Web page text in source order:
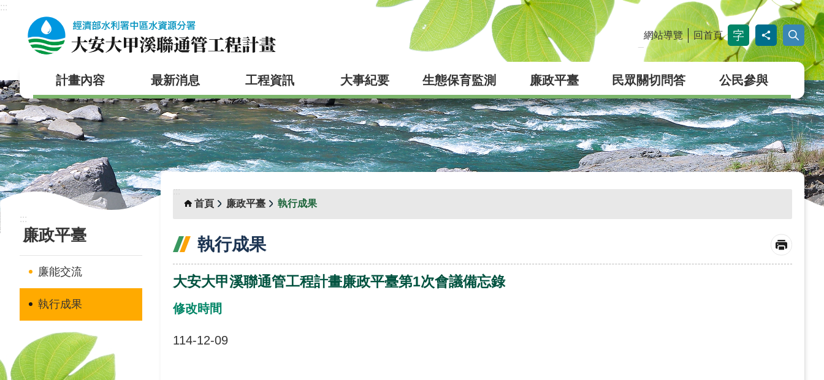
跳到主要內容區塊
:::
網站導覽 回首頁
計畫內容 最新消息 工程資訊 大事紀要 生態保育監測 廉政平臺 民眾關切問答 公民參與
:::
廉政平臺
廉能交流
執行成果
:::
首頁
廉政平臺 執行成果
執行成果
大安大甲溪聯通管工程計畫廉政平臺第1次會議備忘錄
修改時間
114-12-09